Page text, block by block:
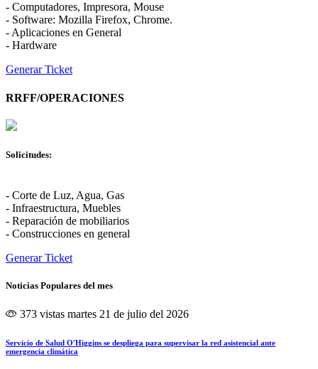
- Computadores, Impresora, Mouse
- Software: Mozilla Firefox, Chrome.
- Aplicaciones en General
- Hardware
Generar Ticket
RRFF/OPERACIONES
Solicitudes:
- Corte de Luz, Agua, Gas
- Infraestructura, Muebles
- Reparación de mobiliarios
- Construcciones en general
Generar Ticket
Noticias Populares del mes
373 vistas martes 21 de julio del 2026
Servicio de Salud O'Higgins se despliega para supervisar la red asistencial ante
emergencia climática